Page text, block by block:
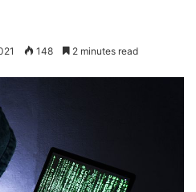
148 2 minutes read